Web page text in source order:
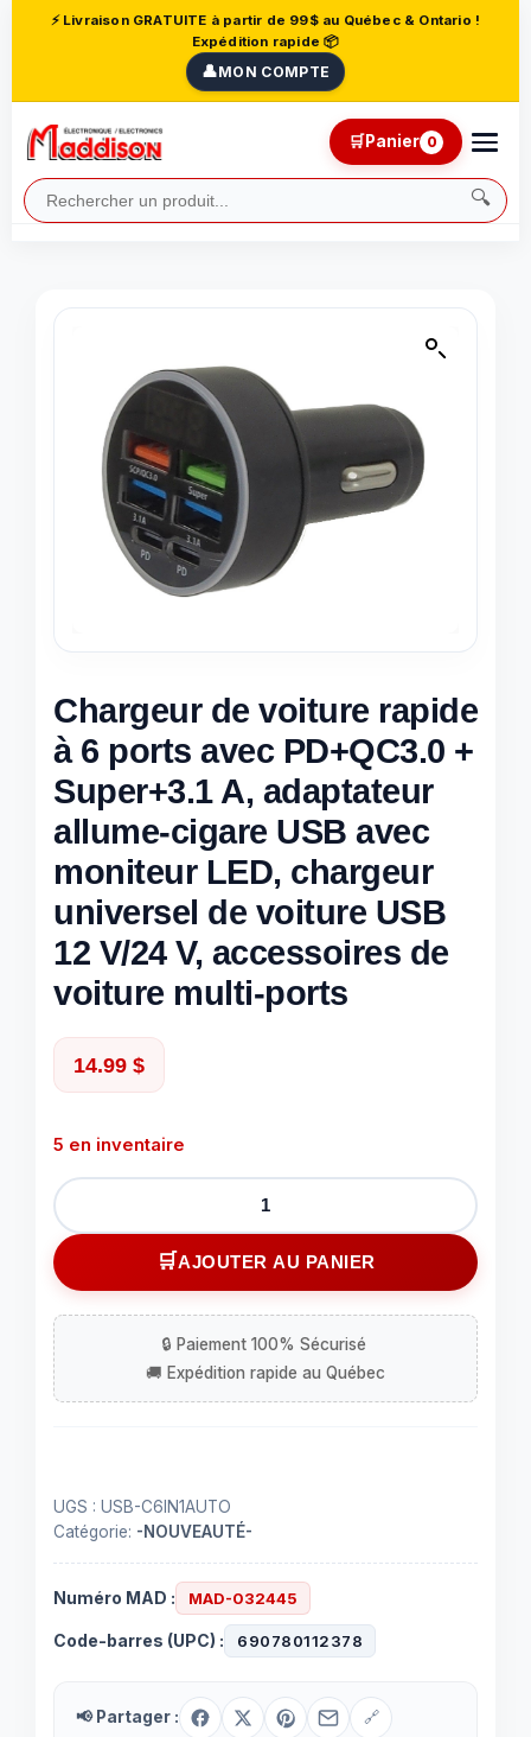
⚡ Livraison GRATUITE à partir de 99$ au Québec & Ontario !
Expédition rapide 📦
👤MON COMPTE
🔍
🛒Panier 0
Chargeur de voiture rapide
à 6 ports avec PD+QC3.0 +
Super+3.1 A, adaptateur
allume-cigare USB avec
moniteur LED, chargeur
universel de voiture USB
12 V/24 V, accessoires de
voiture multi-ports
14.99 $
5 en inventaire
quantité
de
Chargeur
de
rapide
à
6
+
Super+3.1
adaptateur
allume-
avec
AJOUTER AU PANIER
UGS : USB-C6IN1AUTO
Catégorie: -NOUVEAUTÉ-
Numéro MAD : MAD-032445
Code-barres (UPC) : 690780112378
📢 Partager : 🔗